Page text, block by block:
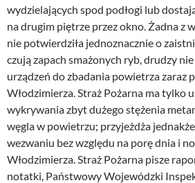
wydzielających spod podłogi lub
na drugim piętrze przez okno. Żadna z
nie potwierdziła jednoznacznie o
czują zapach smażonych ryb, drudzy
urządzeń do zbadania powietrza zaraz
Włodzimierza. Straż Pożarna ma tylko
wykrywania zbyt dużego stężenia
węgla w powietrzu; przyjeżdża
wezwaniu bez względu na porę dnia i
Włodzimierza. Straż Pożarna pisze
notatki, Państwowy Wojewódzki